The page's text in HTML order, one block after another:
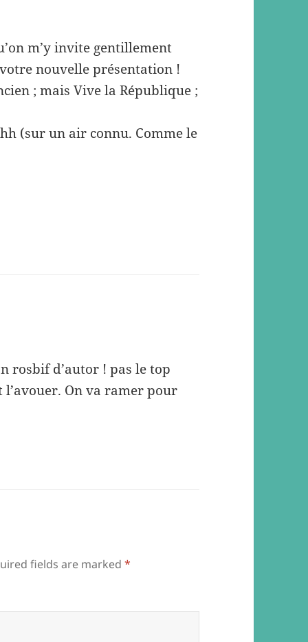
m’y invite gentillement
nouvelle présentation !
; mais Vive la République ;
(sur un air connu. Comme le
rosbif d’autor ! pas le top
On va ramer pour
fields are marked*